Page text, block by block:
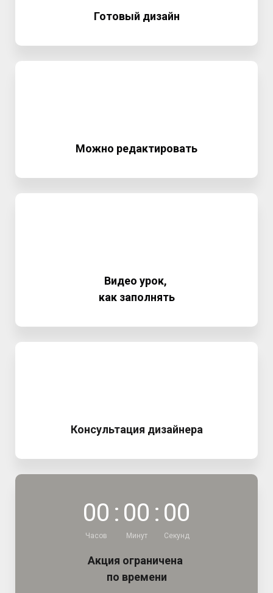
Готовый дизайн
Можно редактировать
Видео урок,
как заполнять
Консультация дизайнера
00
Часов
: 00
Минут
: 00
Секунд
Акция ограничена
по времени